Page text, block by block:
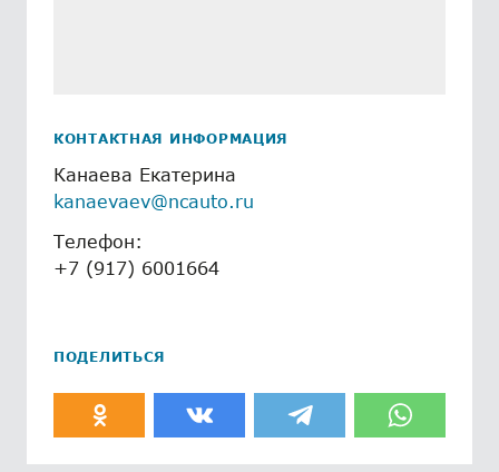
КОНТАКТНАЯ ИНФОРМАЦИЯ
Канаева Екатерина
kanaevaev@ncauto.ru
Телефон:
+7 (917) 6001664
ПОДЕЛИТЬСЯ